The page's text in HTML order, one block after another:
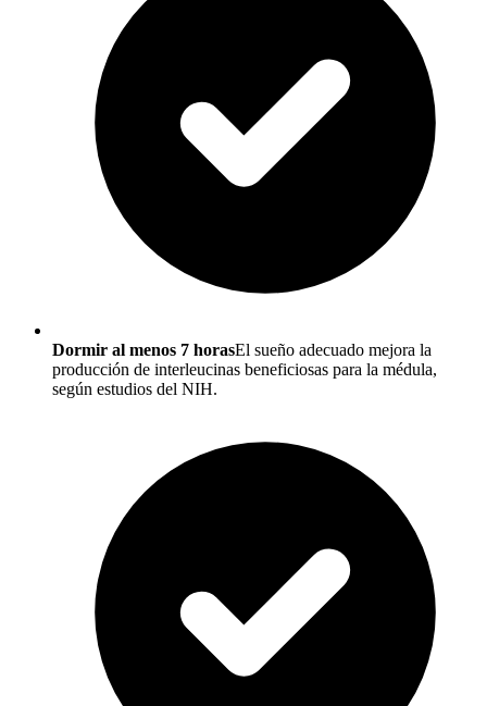
Dormir al menos 7 horasEl sueño adecuado mejora la
producción de interleucinas beneficiosas para la médula,
según estudios del NIH.